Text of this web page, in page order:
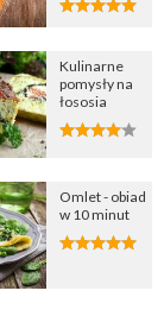
Kulinarne
pomysły na
łososia
Omlet - obiad
w 10 minut